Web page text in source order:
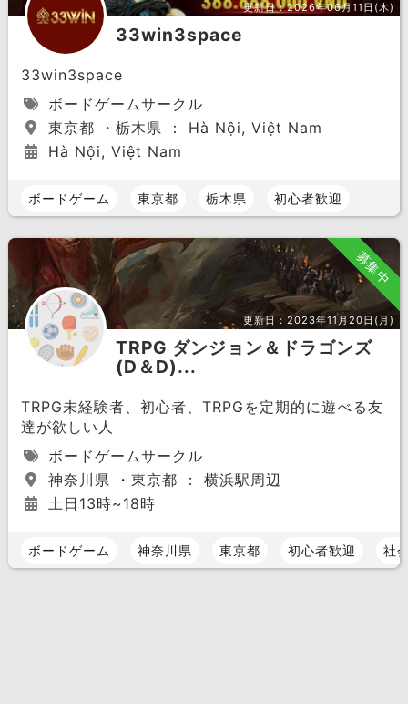
更新日：2026年06月11日(木)
33win3space
33win3space
ボードゲームサークル
東京都 ・栃木県 ： Hà Nội, Việt Nam
Hà Nội, Việt Nam
ボードゲーム 東京都 栃木県 初心者歓迎
募集中
更新日：2023年11月20日(月)
TRPG ダンジョン＆ドラゴンズ
(D＆D)...
TRPG未経験者、初心者、TRPGを定期的に遊べる友
達が欲しい人
ボードゲームサークル
神奈川県 ・東京都 ： 横浜駅周辺
土日13時~18時
ボードゲーム 神奈川県 東京都 初心者歓迎 社